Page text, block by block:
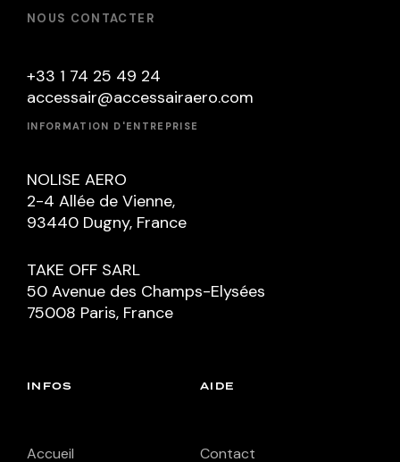
NOUS CONTACTER
+33 1 74 25 49 24
accessair@accessairaero.com
INFORMATION D'ENTREPRISE
NOLISE AERO
2-4 Allée de Vienne,
93440 Dugny, France
TAKE OFF SARL
50 Avenue des Champs-Elysées
75008 Paris, France
INFOS
Accueil
AIDE
Contact